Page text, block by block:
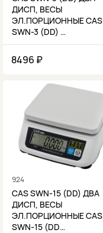
ДИСП, ВЕСЫ
ЭЛ.ПОРЦИОННЫЕ CAS
SWN-3 (DD) …
8496 ₽
924
CAS SWN-15 (DD) ДВА
ДИСП, ВЕСЫ
ЭЛ.ПОРЦИОННЫЕ CAS
SWN-15 (DD…